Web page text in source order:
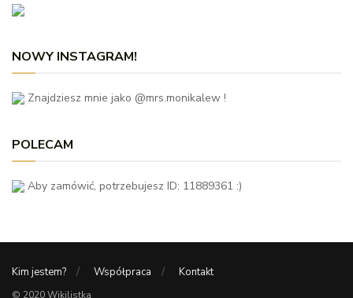
NOWY INSTAGRAM!
Znajdziesz mnie jako @mrs.monikalew !
POLECAM
Aby zamówić, potrzebujesz ID: 11889361 :)
Kim jestem? Współpraca Kontakt
© 2020 Wikilistka